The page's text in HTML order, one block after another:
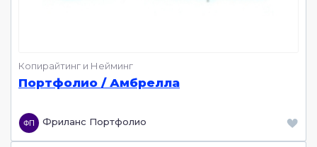
Копирайтинг и Нейминг
Портфолио / Амбрелла
Фриланс Портфолио